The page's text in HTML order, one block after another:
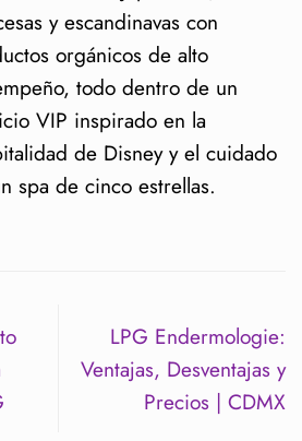
y escandinavas con
orgánicos de alto
todo dentro de un
VIP inspirado en la
de Disney y el cuidado
spa de cinco estrellas.
LPG Endermologie:
Ventajas, Desventajas y
Precios | CDMX